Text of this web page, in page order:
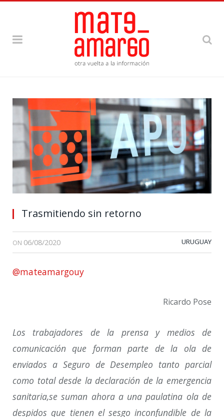
Trasmitiendo sin retorno
ON 06/08/2020 URUGUAY
@mateamargouy
Ricardo Pose
Los trabajadores de la prensa y medios de
comunicación que forman parte de la ola de
enviados a Seguro de Desempleo tanto parcial
como total desde la declaración de la emergencia
sanitaria,se suman ahora a una paulatina ola de
despidos que tienen el sesgo inconfundible de la